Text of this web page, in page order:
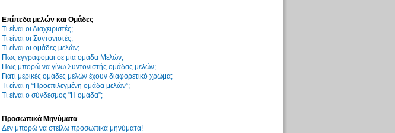
Επίπεδα μελών και Ομάδες
Τι είναι οι Διαχειριστές;
Τι είναι οι Συντονιστές;
Τι είναι οι ομάδες μελών;
Πως εγγράφομαι σε μία ομάδα Μελών;
Πως μπορώ να γίνω Συντονιστής ομάδας μελών;
Γιατί μερικές ομάδες μελών έχουν διαφορετικό χρώμα;
Τι είναι η “Προεπιλεγμένη ομάδα μελών”;
Τι είναι ο σύνδεσμος "Η ομάδα”;
Προσωπικά Μηνύματα
Δεν μπορώ να στείλω προσωπικά μηνύματα!